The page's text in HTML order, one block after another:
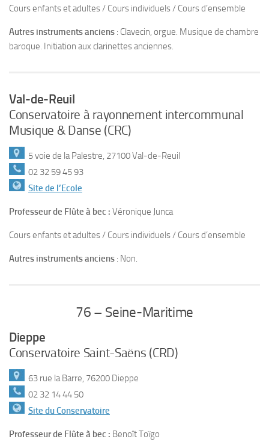
Cours enfants et adultes / Cours individuels / Cours d’ensemble
Autres instruments anciens : Clavecin, orgue. Musique de chambre
baroque. Initiation aux clarinettes anciennes.
Val-de-Reuil
Conservatoire à rayonnement intercommunal
Musique & Danse (CRC)
5 voie de la Palestre, 27100 Val-de-Reuil
02 32 59 45 93
Site de l’Ecole
Professeur de Flûte à bec : Véronique Junca
Cours enfants et adultes / Cours individuels / Cours d’ensemble
Autres instruments anciens : Non.
76 – Seine-Maritime
Dieppe
Conservatoire Saint-Saëns (CRD)
63 rue la Barre, 76200 Dieppe
02 32 14 44 50
Site du Conservatoire
Professeur de Flûte à bec : Benoît Toïgo